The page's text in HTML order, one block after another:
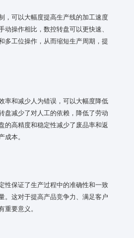
，可以大幅度提高生产线的加工速度
操作相比，数控转盘可以更快速、
多工位操作，从而缩短生产周期，提
率和减少人为错误，可以大幅度降低
盘减少了对人工的依赖，降低了劳动
的高精度和稳定性减少了废品率和返
本。
性保证了生产过程中的准确性和一致
。这对于提高产品竞争力、满足客户
要意义。